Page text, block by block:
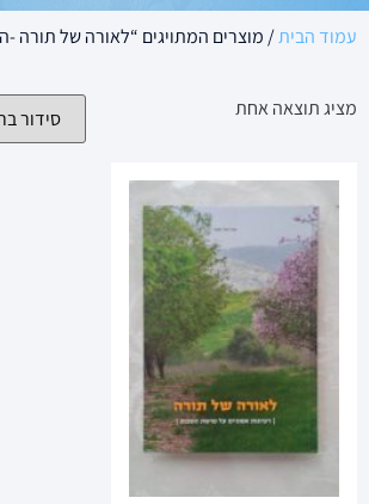
עמוד הבית/ מוצרים המתויגים “לאורה של תורה -
מציג תוצאה אחת